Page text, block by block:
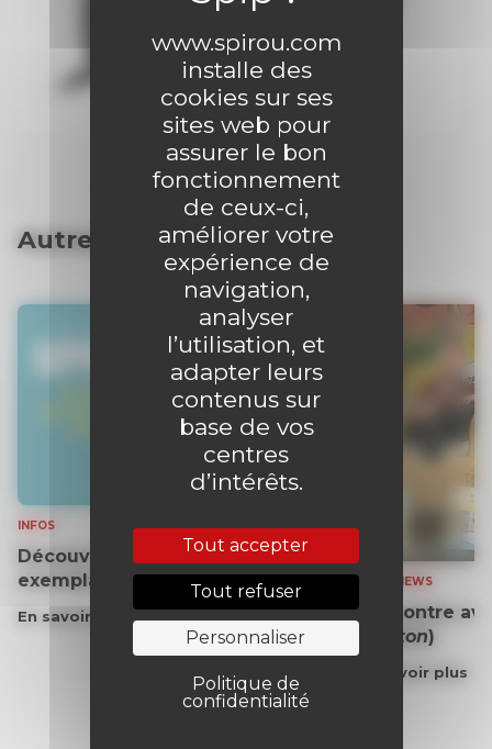
www.spirou.com
installe des
cookies sur ses
sites web pour
assurer le bon
fonctionnement
de ceux-ci,
améliorer votre
expérience de
navigation,
analyser
l’utilisation, et
adapter leurs
contenus sur
base de vos
centres
d’intérêts.
Tout accepter
Tout refuser
Personnaliser
Politique de
confidentialité
Autres articles
INFOS
Découvrez gratuitement un
exemplaire du journal !
En savoir plus
INTERVIEWS
Rencontre
Gaston)
En savoir plus